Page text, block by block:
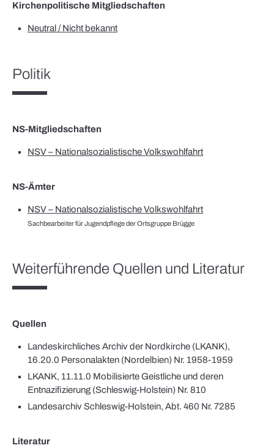
Kirchenpolitische Mitgliedschaften
Neutral / Nicht bekannt
Politik
NS-Mitgliedschaften
NSV – Nationalsozialistische Volkswohlfahrt
NS-Ämter
NSV – Nationalsozialistische Volkswohlfahrt
Sachbearbeiter für Jugendpflege der Ortsgruppe Brügge
Weiterführende Quellen und Literatur
Quellen
Landeskirchliches Archiv der Nordkirche (LKANK),
16.20.0 Personalakten (Nordelbien) Nr. 1958-1959
LKANK, 11.11.0 Mobilisierte Geistliche und deren
Entnazifizierung (Schleswig-Holstein) Nr. 810
Landesarchiv Schleswig-Holstein, Abt. 460 Nr. 7285
Literatur